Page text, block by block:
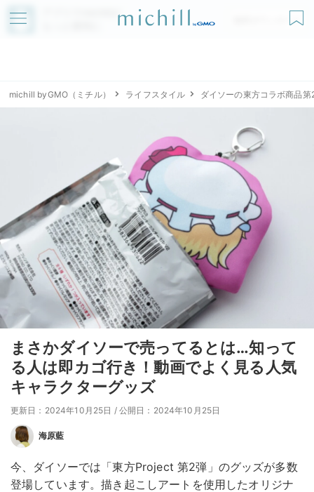
アプリでmichillが
無料ダウンロード
michill byGMO（ミチル） ライフスタイル ダイソーの東方コラボ商品第
まさかダイソーで売ってるとは…知って
る人は即カゴ行き！動画でよく見る人気
キャラクターグッズ
更新日：2024年10月25日 / 公開日：2024年10月25日
海原藍
今、ダイソーでは「東方Project 第2弾」のグッズが多数
登場しています。描き起こしアートを使用したオリジナ